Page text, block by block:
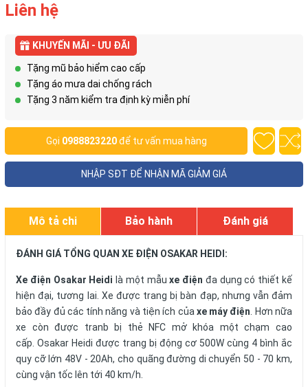
Liên hệ
KHUYẾN MÃI - ƯU ĐÃI
Tặng mũ bảo hiểm cao cấp
Tặng áo mưa dai chống rách
Tặng 3 năm kiểm tra định kỳ miễn phí
Gọi 0988823220để tư vấn mua hàng
NHẬP SĐT ĐỂ NHẬN MÃ GIẢM GIÁ
Mô tả chi
tiết
Bảo hành Đánh giá
ĐÁNH GIÁ TỔNG QUAN XE ĐIỆN OSAKAR HEIDI:
Xe điện Osakar Heidi là một mẫuxe điện đa dụng có thiết kế
hiện đại, tương lai. Xe được trang bị bàn đạp, nhưng vẫn đảm
bảo đầy đủ các tính năng và tiện ích của xe máy điện . Hơn nữa
xe còn được tranb bị thẻ NFC mở khóa một chạm cao
cấp. Osakar Heidi được trang bị động cơ 500W cùng 4 bình ắc
quy cỡ lớn 48V - 20Ah, cho quãng đường di chuyển 50 - 70 km,
cùng vận tốc lên tới 40 km/h.